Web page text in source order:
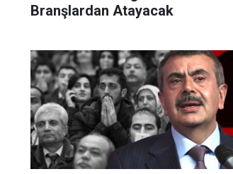
Branşlardan Atayacak